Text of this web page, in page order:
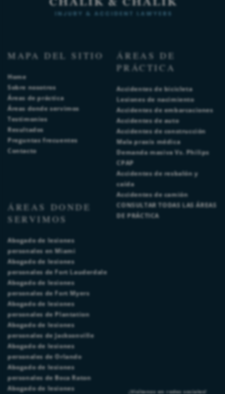
MAPA DEL SITIO
Home
Sobre nosotros
Áreas de práctica
Áreas donde servimos
Testimonios
Resultados
Preguntas frecuentes
Contacto
ÁREAS DE
PRÁCTICA
Accidentes de bicicleta
Lesiones de nacimiento
Accidentes de embarcaciones
Accidentes de auto
Accidentes de construcción
Mala praxis médica
Demanda masiva Vs. Philips
CPAP
Accidentes de resbalón y
caída
Accidentes de camión
CONSULTAR TODAS LAS ÁREAS
DE PRÁCTICA
ÁREAS DONDE
SERVIMOS
Abogado de lesiones
personales en Miami
Abogado de lesiones
personales de Fort Lauderdale
Abogado de lesiones
personales de Fort Myers
Abogado de lesiones
personales de Plantation
Abogado de lesiones
personales de Jacksonville
Abogado de lesiones
personales de Orlando
Abogado de lesiones
personales de Boca Raton
Abogado de lesiones
¡Visítenos en redes sociales!